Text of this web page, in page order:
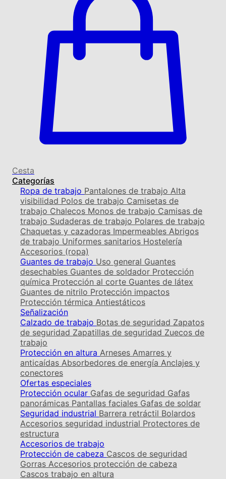
Cesta
Categorías
Ropa de trabajo Pantalones de trabajo Alta
visibilidad Polos de trabajo Camisetas de
trabajo Chalecos Monos de trabajo Camisas de
trabajo Sudaderas de trabajo Polares de trabajo
Chaquetas y cazadoras Impermeables Abrigos
de trabajo Uniformes sanitarios Hostelería
Accesorios (ropa)
Guantes de trabajo Uso general Guantes
desechables Guantes de soldador Protección
química Protección al corte Guantes de látex
Guantes de nitrilo Protección impactos
Protección térmica Antiestáticos
Señalización
Calzado de trabajo Botas de seguridad Zapatos
de seguridad Zapatillas de seguridad Zuecos de
trabajo
Protección en altura Arneses Amarres y
anticaídas Absorbedores de energía Anclajes y
conectores
Ofertas especiales
Protección ocular Gafas de seguridad Gafas
panorámicas Pantallas faciales Gafas de soldar
Seguridad industrial Barrera retráctil Bolardos
Accesorios seguridad industrial Protectores de
estructura
Accesorios de trabajo
Protección de cabeza Cascos de seguridad
Gorras Accesorios protección de cabeza
Cascos trabajo en altura